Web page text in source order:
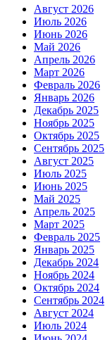
Август 2026
Июль 2026
Июнь 2026
Май 2026
Апрель 2026
Март 2026
Февраль 2026
Январь 2026
Декабрь 2025
Ноябрь 2025
Октябрь 2025
Сентябрь 2025
Август 2025
Июль 2025
Июнь 2025
Май 2025
Апрель 2025
Март 2025
Февраль 2025
Январь 2025
Декабрь 2024
Ноябрь 2024
Октябрь 2024
Сентябрь 2024
Август 2024
Июль 2024